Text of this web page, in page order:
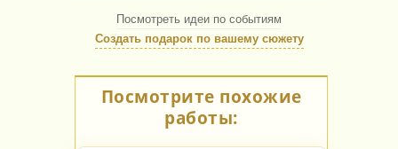
Посмотреть идеи по событиям
Создать подарок по вашему сюжету
Посмотрите похожие
работы: